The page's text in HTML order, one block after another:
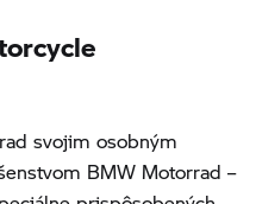
svojim osobným
BMW Motorrad –